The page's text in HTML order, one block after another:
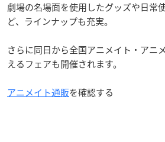
劇場の名場面を使用したグッズや日常
ど、ラインナップも充実。
さらに同日から全国アニメイト・アニ
えるフェアも開催されます。
アニメイト通販を確認する